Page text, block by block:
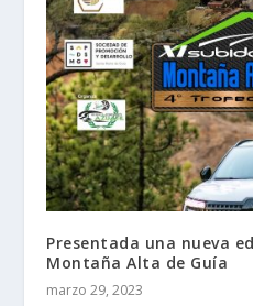
Presentada una nueva
Montaña Alta de Guía
marzo 29, 2023